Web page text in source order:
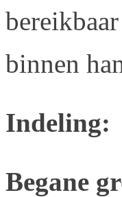
binnen
Indeling:
Begane